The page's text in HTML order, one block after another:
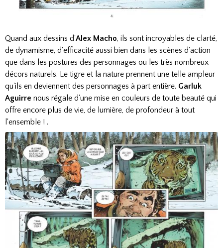
Quand aux dessins d'Alex Macho, ils sont incroyables de clarté,
de dynamisme, d'efficacité aussi bien dans les scènes d'action
que dans les postures des personnages ou les très nombreux
décors naturels. Le tigre et la nature prennent une telle ampleur
qu'ils en deviennent des personnages à part entière. Garluk
Aguirre nous régale d'une mise en couleurs de toute beauté qui
offre encore plus de vie, de lumière, de profondeur à tout
l'ensemble ! .